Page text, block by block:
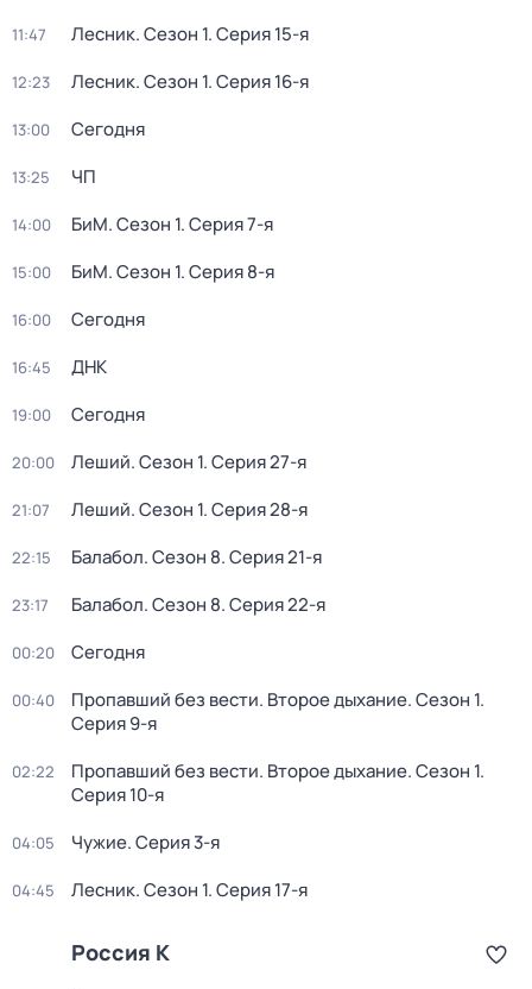
11:47 Лесник. Сезон 1. Серия 15-я
12:23 Лесник. Сезон 1. Серия 16-я
13:00 Сегодня
13:25 ЧП
14:00 БиМ. Сезон 1. Серия 7-я
15:00 БиМ. Сезон 1. Серия 8-я
16:00 Сегодня
16:45 ДНК
19:00 Сегодня
20:00 Леший. Сезон 1. Серия 27-я
21:07 Леший. Сезон 1. Серия 28-я
22:15 Балабол. Сезон 8. Серия 21-я
23:17 Балабол. Сезон 8. Серия 22-я
00:20 Сегодня
00:40 Пропавший без вести. Второе дыхание. Сезон 1.
Серия 9-я
02:22 Пропавший без вести. Второе дыхание. Сезон 1.
Серия 10-я
04:05 Чужие. Серия 3-я
04:45 Лесник. Сезон 1. Серия 17-я
Россия К